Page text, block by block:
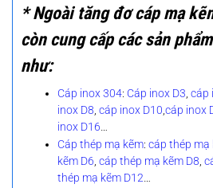
* Ngoài tăng đơ cáp mạ
còn cung cấp các sản
như:
Cáp inox 304: Cáp inox D3 ,cáp
inox D8 ,cáp inox D10 ,cáp inox
inox D16
Cáp thép mạ kẽm:cáp thép mạ
kẽm D6,cáp thép mạ kẽm D8,
thép mạ kẽm D12…